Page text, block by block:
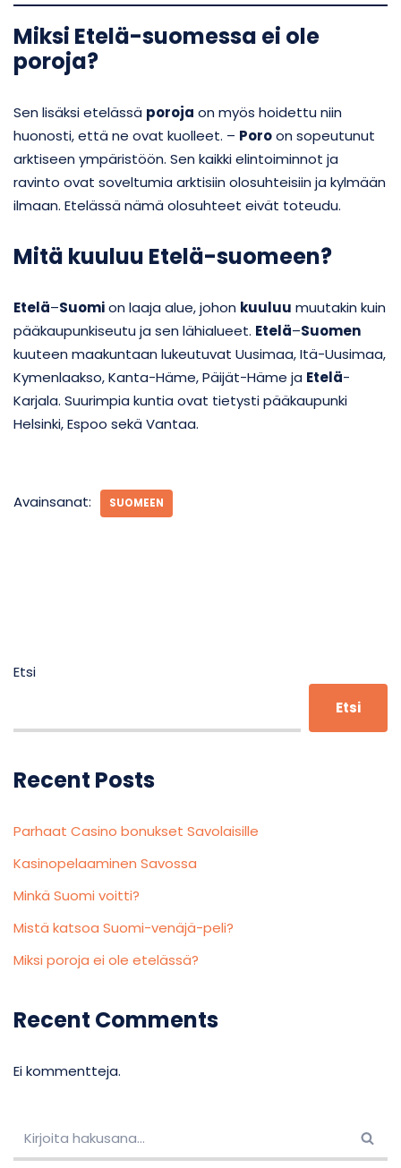
Miksi Etelä-suomessa ei ole
poroja?
Sen lisäksi etelässä poroja on myös hoidettu niin
huonosti, että ne ovat kuolleet. – Poroon sopeutunut
arktiseen ympäristöön. Sen kaikki elintoiminnot ja
ravinto ovat soveltumia arktisiin olosuhteisiin ja kylmään
ilmaan. Etelässä nämä olosuhteet eivät toteudu.
Mitä kuuluu Etelä-suomeen?
Etelä–Suomion laaja alue, johon kuuluu muutakin kuin
pääkaupunkiseutu ja sen lähialueet. Etelä–Suomen
kuuteen maakuntaan lukeutuvat Uusimaa, Itä-Uusimaa,
Kymenlaakso, Kanta-Häme, Päijät-Häme ja Etelä-
Karjala. Suurimpia kuntia ovat tietysti pääkaupunki
Helsinki, Espoo sekä Vantaa.
Avainsanat: SUOMEEN
Etsi
Etsi
Recent Posts
Parhaat Casino bonukset Savolaisille
Kasinopelaaminen Savossa
Minkä Suomi voitti?
Mistä katsoa Suomi-venäjä-peli?
Miksi poroja ei ole etelässä?
Recent Comments
Ei kommentteja.